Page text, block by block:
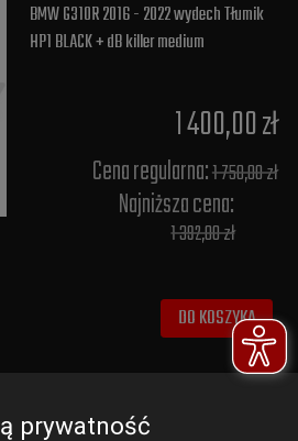
BMW G310R 2016 - 2022 wydech Tłumik
HP1 BLACK + dB killer medium
1 400,00 zł
Cena regularna:1 750,00 zł
Najniższa cena:
1 392,00 zł
DO KOSZYKA
prywatność